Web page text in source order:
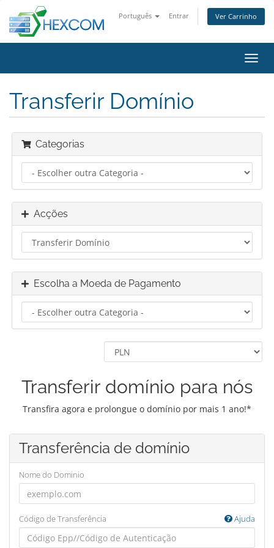
Português Entrar Ver Carrinho
Transferir Domínio
Categorias
Acções
Escolha a Moeda de Pagamento
Transferir domínio para nós
Transfira agora e prolongue o domínio por mais 1 ano!*
Transferência de domínio
Nome do Dominio
Código de Transferência Ajuda